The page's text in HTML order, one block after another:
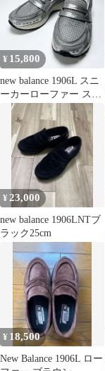
¥ 15,800
new balance 1906L スニ
ーカーローファー スリ
ッポン シルバー
¥ 23,000
new balance 1906LNTブ
ラック25cm
¥ 18,500
New Balance 1906L ロー